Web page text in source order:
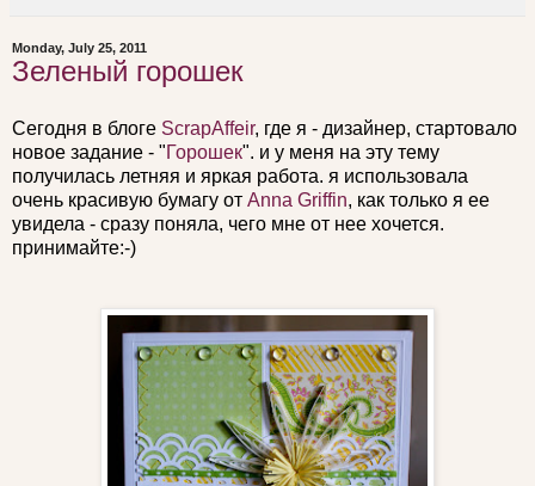
Monday, July 25, 2011
Зеленый горошек
Сегодня в блоге ScrapAffeir, где я - дизайнер, стартовало
новое задание - "Горошек". и у меня на эту тему
получилась летняя и яркая работа. я использовала
очень красивую бумагу от Anna Griffin, как только я ее
увидела - сразу поняла, чего мне от нее хочется.
принимайте:-)